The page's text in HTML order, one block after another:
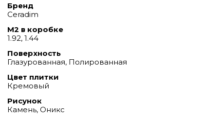
Бренд
Ceradim
М2 в коробке
1.92, 1.44
Поверхность
Глазурованная, Полированная
Цвет плитки
Кремовый
Рисунок
Камень, Оникс